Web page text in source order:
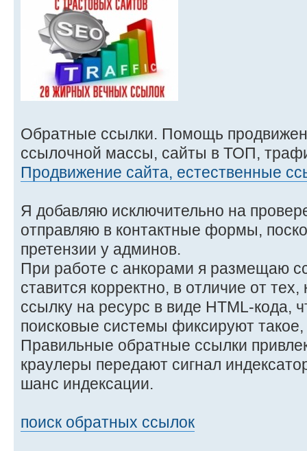
Обратные ссылки. Помощь
ссылочной массы, сайты в ТОП,
Продвижение сайта, естественные
Я добавляю исключительно на
отправляю в контактные формы,
претензии у админов.
При работе с анкорами я размещаю
ставится корректно, в отличие от
ссылку на ресурс в виде HTML-кода,
поисковые системы фиксируют
Правильные обратные ссылки
краулеры передают сигнал
шанс индексации.
поиск обратных ссылок